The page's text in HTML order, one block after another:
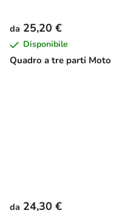
Quadro a tre parti Moto
da 25,20 €
Disponibile
da 24,30 €